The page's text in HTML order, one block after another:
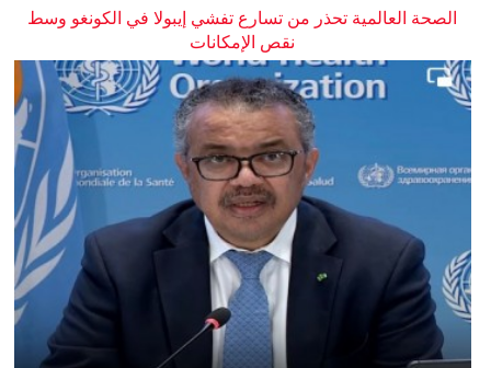
الصحة العالمية تحذر من تسارع تفشي إيبولا في الكونغو وسط
نقص الإمكانات